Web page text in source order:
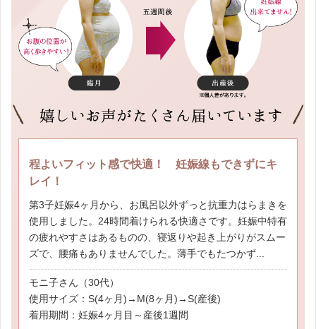
程よいフィット感で快適！ 妊娠線もできずにキ
レイ！
第3子妊娠4ヶ月から、お風呂以外ずっと抗重力はらまきを
使用しました。24時間着けられる快適さです。妊娠中特有
の疲れやすさはあるものの、寝返りや起き上がりがスムー
ズで、腰痛もありませんでした。薄手でもたつかず...
モニ子さん（30代）
使用サイズ：S(4ヶ月)→M(8ヶ月)→S(産後)
着用期間：妊娠4ヶ月目～産後1週間